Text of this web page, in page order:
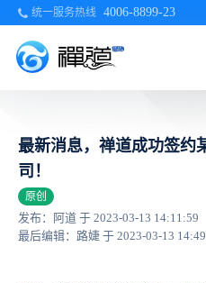
统一服务热线 4006-8899-23
最新消息，禅道成功签约
司！
原创
发布：阿道 于 2023-03-13 14:11:59
最后编辑：路婕 于 2023-03-13